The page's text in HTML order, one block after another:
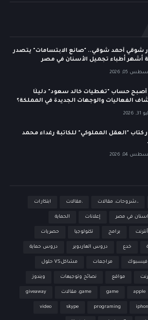
شوقي أحمد شوقي.. "صانع الابتسامات" يتصدر
أشهر أطباء تجميل الأسنان في مصر
05, 2026
حساب "تغطيات خالد سعود" دليلًا
الفعاليات والوجهات الجديدة في المملكة؟
2026
كتاب "العقل المملوكي" للكاتبة رغداء محمد
04, 2026
،،شروحات، مقالات ،مقالات ابتكارات
في مصر إعلانات الحماية
أنترنت برامج تكنولوجيا حصريات
خدع دروس الهاردوير دروس حماية
فيسبوك مراجعات مشاكلVS حلول
مواقع نصائح وتوجيهات ويندوز
apple
game game، مقالات giveaway
programing
skype
video